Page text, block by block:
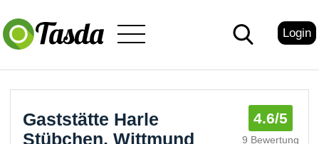
Login
Gaststätte Harle
Stübchen, Wittmund
4.6/5
9 Bewertung